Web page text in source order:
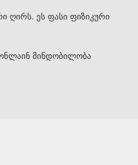
ღირს. ეს ფასი ფიზიკური
მინდობილობა